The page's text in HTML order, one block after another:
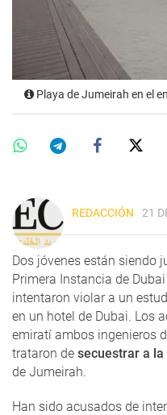
Playa de Jumeirah en el
REDACCIÓN 21
Dos jóvenes están siendo
Primera Instancia de
intentaron violar a un
en un hotel de Dubai. Los
emiratí ambos ingenieros
trataron de secuestrar a la
de Jumeirah.
Han sido acusados ​​de